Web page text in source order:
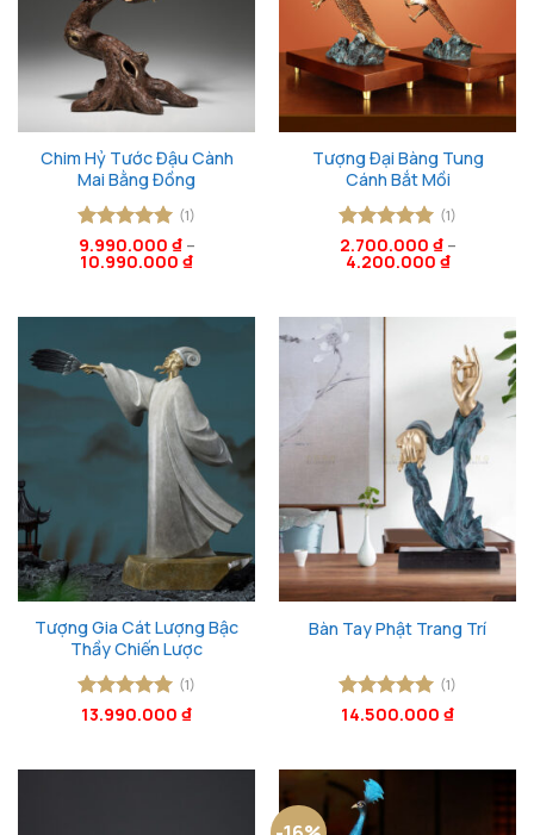
Chim Hỷ Tước Đậu Cành
Mai Bằng Đồng
Được xếp
hạng55
(1)
9.990.000 ₫–
10.990.000 ₫
Tượng Đại Bàng Tung
Cánh Bắt Mồi
Được xếp
hạng55
(1)
2.700.000 ₫–
4.200.000 ₫
Tượng Gia Cát Lượng Bậc
Thầy Chiến Lược
Được xếp
(1)
13.990.000 ₫
Bàn Tay Phật Trang Trí
Được xếp
(1)
14.500.000 ₫